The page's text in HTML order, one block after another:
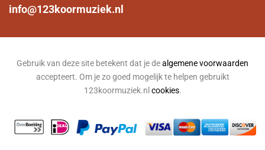
info@123koormuziek.nl
Gebruik van deze site betekent dat je dealgemene voorwaarden
accepteert. Om je zo goed mogelijk te helpen gebruikt
123koormuziek.nl cookies.